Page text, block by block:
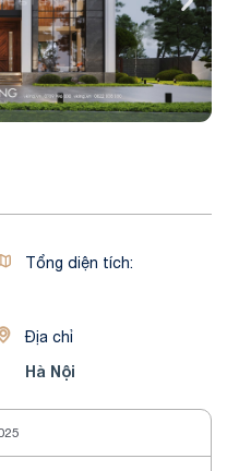
Tổng diện tích:
Địa chỉ
Hà Nội